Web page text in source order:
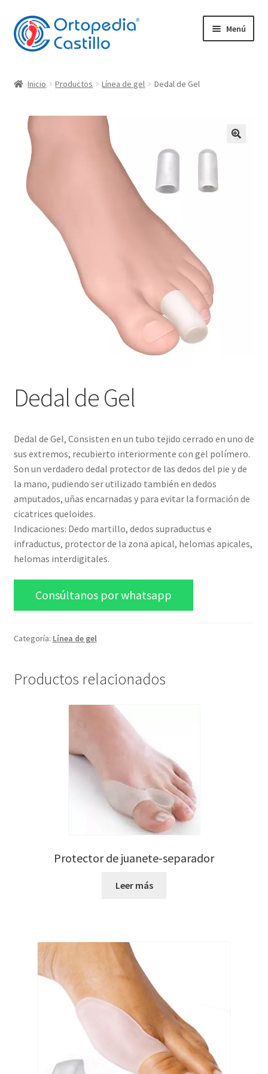
Ir
a
la
Ir
al
contenido
Menú
menú
hijo
Plantillas
Movilidad
Ortopedia Castillo
Plantillas Ortopédicas
Inicio Productos Línea de gel Dedal de Gel
Dedal de Gel
Dedal de Gel, Consisten en un tubo tejido cerrado en uno de
sus extremos, recubierto interiormente con gel polímero.
Son un verdadero dedal protector de las dedos del pie y de
la mano, pudiendo ser utilizado también en dedos
amputados, uñas encarnadas y para evitar la formación de
cicatrices queloides.
Indicaciones: Dedo martillo, dedos supraductus e
infraductus, protector de la zona apical, helomas apicales,
helomas interdigitales.
Consúltanos por whatsapp
Categoría: Línea de gel
Productos relacionados
Protector de juanete-separador
Leer más